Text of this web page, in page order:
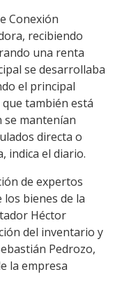
Conexión
recibiendo
una renta
se desarrollaba
el principal
que también está
se mantenían
directa o
indica el diario.
de expertos
bienes de la
Héctor
del inventario y
Pedrozo,
la empresa